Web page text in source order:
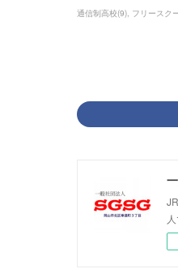
通信制高校(9) フリースク